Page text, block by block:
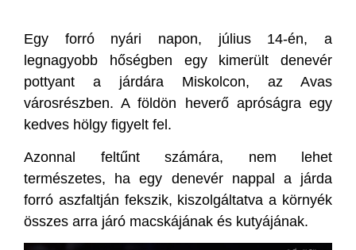
Egy forró nyári napon, július 14-én, a
legnagyobb hőségben egy kimerült denevér
pottyant a járdára Miskolcon, az Avas
városrészben. A földön heverő apróságra egy
kedves hölgy figyelt fel.
Azonnal feltűnt számára, nem lehet
természetes, ha egy denevér nappal a járda
forró aszfaltján fekszik, kiszolgáltatva a környék
összes arra járó macskájának és kutyájának.